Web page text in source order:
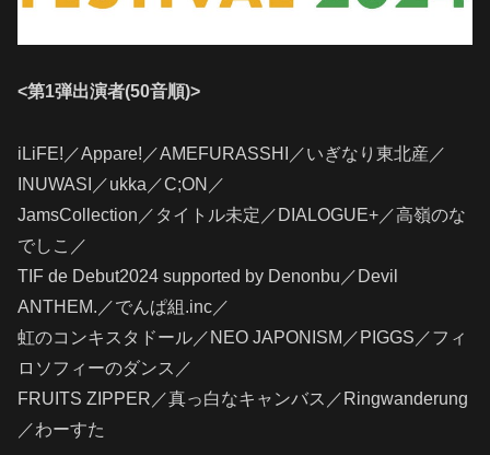
<第1弾出演者(50音順)>
iLiFE!／Appare!／AMEFURASSHI／いぎなり東北産／
INUWASI／ukka／C;ON／
JamsCollection／タイトル未定／DIALOGUE+／高嶺のな
でしこ／
TIF de Debut2024 supported by Denonbu／Devil
ANTHEM.／でんぱ組.inc／
虹のコンキスタドール／NEO JAPONISM／PIGGS／フィ
ロソフィーのダンス／
FRUITS ZIPPER／真っ白なキャンバス／Ringwanderung
／わーすた